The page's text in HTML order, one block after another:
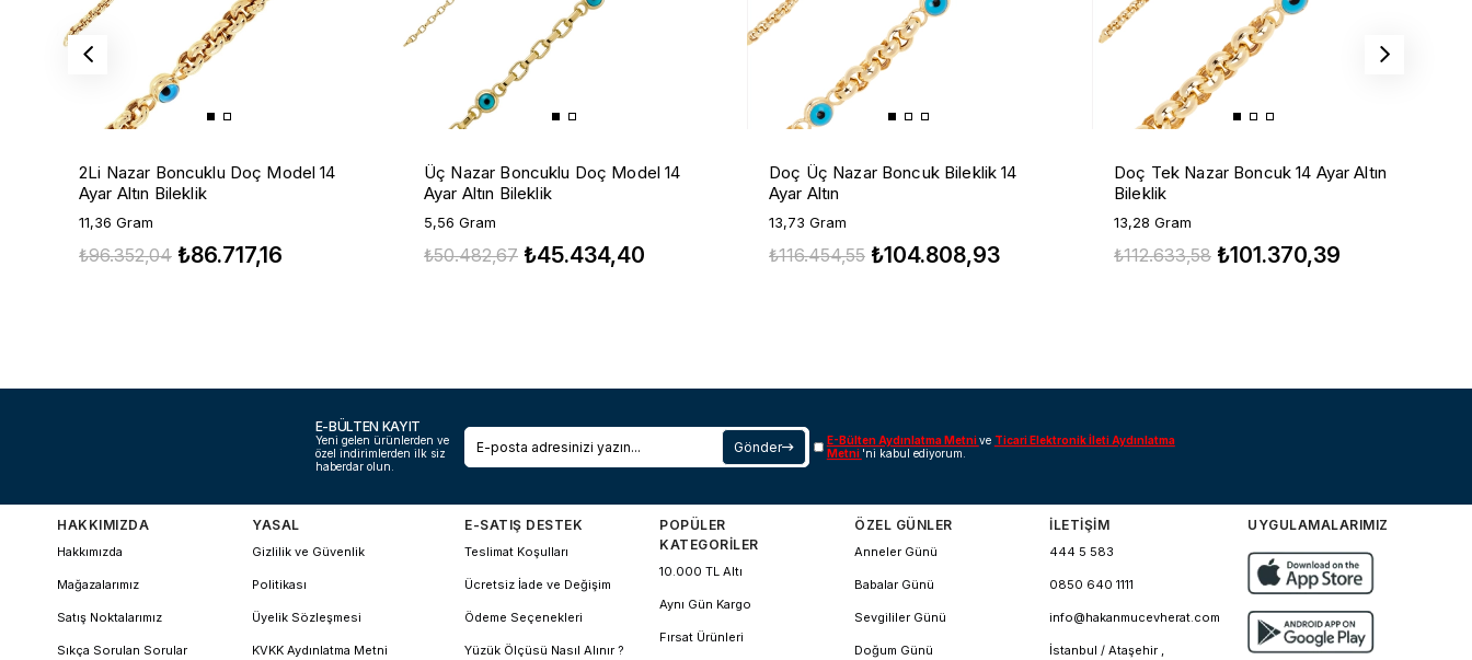
2Li Nazar Boncuklu Doç Model 14
Ayar Altın Bileklik
11,36 Gram
₺86.717,16
₺96.352,04
Üç Nazar Boncuklu Doç Model 14
Ayar Altın Bileklik
5,56 Gram
₺45.434,40
₺50.482,67
Doç Üç Nazar Boncuk Bileklik 14
Ayar Altın
13,73 Gram
₺104.808,93
₺116.454,55
Doç Tek Nazar Boncuk 14 Ayar Altın
Bileklik
13,28 Gram
₺101.370,39
₺112.633,58
E-BÜLTEN KAYIT
Yeni gelen ürünlerden ve
özel indirimlerden ilk siz
haberdar olun.
Gönder E-Bülten Aydınlatma Metnive Ticari Elektronik İleti Aydınlatma
Metni 'ni kabul ediyorum.
HAKKIMIZDA
Hakkımızda
Mağazalarımız
Satış Noktalarımız
Sıkça Sorulan Sorular
YASAL
Gizlilik ve Güvenlik
Politikası
Üyelik Sözleşmesi
KVKK Aydınlatma Metni
E-SATIŞ DESTEK
Teslimat Koşulları
Ücretsiz İade ve Değişim
Ödeme Seçenekleri
Yüzük Ölçüsü Nasıl Alınır ?
POPÜLER
KATEGORİLER
10.000 TL Altı
Aynı Gün Kargo
Fırsat Ürünleri
ÖZEL GÜNLER
Anneler Günü
Babalar Günü
Sevgililer Günü
Doğum Günü
İLETİŞİM
444 5 583
0850 640 1111
info@hakanmucevherat.com
İstanbul / Ataşehir ,
UYGULAMALARIMIZ